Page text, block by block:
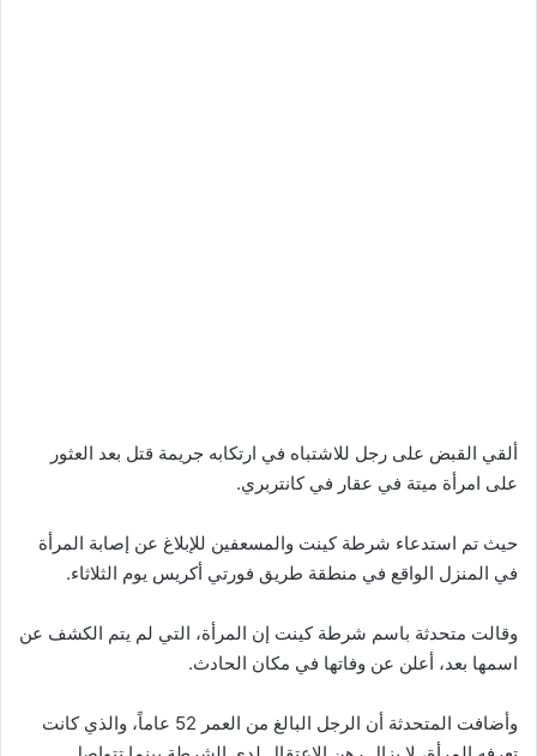
ألقي القبض على رجل للاشتباه في ارتكابه جريمة قتل بعد العثور
على امرأة ميتة في عقار في كانتربري.
حيث تم استدعاء شرطة كينت والمسعفين للإبلاغ عن إصابة المرأة
في المنزل الواقع في منطقة طريق فورتي أكريس يوم الثلاثاء.
وقالت متحدثة باسم شرطة كينت إن المرأة، التي لم يتم الكشف عن
اسمها بعد، أعلن عن وفاتها في مكان الحادث.
وأضافت المتحدثة أن الرجل البالغ من العمر 52 عاماً، والذي كانت